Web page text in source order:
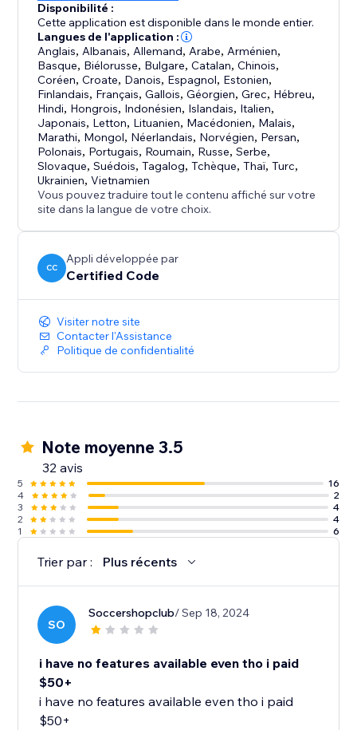
Disponibilité :
Cette application est disponible dans le monde entier.
Langues de l'application :
Anglais, Albanais, Allemand, Arabe, Arménien,
Basque, Biélorusse, Bulgare,Catalan,Chinois,
Coréen,Croate, Danois, Espagnol, Estonien,
Finlandais, Français,Gallois,Géorgien,Grec, Hébreu,
Hindi, Hongrois, Indonésien, Islandais, Italien,
Japonais, Letton, Lituanien, Macédonien, Malais,
Marathi, Mongol, Néerlandais, Norvégien, Persan,
Polonais, Portugais, Roumain, Russe,Serbe,
Slovaque,Suédois,Tagalog,Tchèque,Thaï,Turc,
Ukrainien,Vietnamien
Vous pouvez traduire tout le contenu affiché sur votre
site dans la langue de votre choix.
CC
Appli développée par
Certified Code
Visiter notre site
Contacter l'Assistance
Politique de confidentialité
Note moyenne 3.5
32 avis
5
16
4
2
3
4
2
4
1
6
Trier par : Plus récents
SO
Soccershopclub/ Sep 18, 2024
i have no features available even tho i paid
$50+
i have no features available even tho i paid
$50+